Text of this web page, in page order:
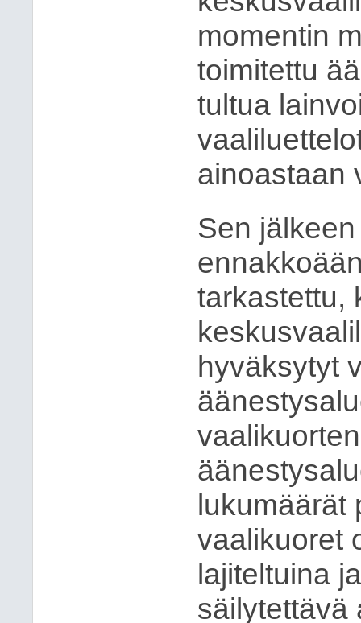
momentin
toimitettu
tultua
ainoastaan
Sen
tarkastettu,
hyväksytyt
lukumäärät
vaalikuoret
lajiteltuina
säilytettävä